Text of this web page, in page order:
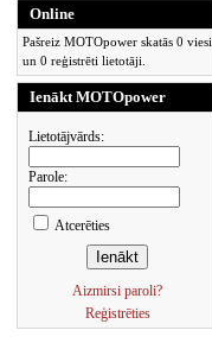
Online
Pašreiz MOTOpower skatās 0 viesi
un 0 reģistrēti lietotāji.
Ienākt MOTOpower
Lietotājvārds:
Parole:
Atcerēties
Aizmirsi paroli?
Reģistrēties